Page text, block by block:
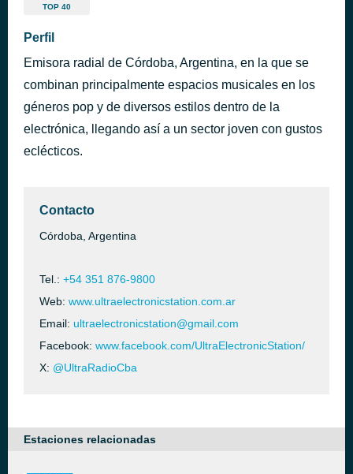
TOP 40
Perfil
Emisora radial de Córdoba, Argentina, en la que se
combinan principalmente espacios musicales en los
géneros pop y de diversos estilos dentro de la
electrónica, llegando así a un sector joven con gustos
eclécticos.
Contacto
Córdoba, Argentina
Tel.: +54 351 876-9800
Web: www.ultraelectronicstation.com.ar
Email: ultraelectronicstation@gmail.com
Facebook: www.facebook.com/UltraElectronicStation/
X: @UltraRadioCba
Estaciones relacionadas